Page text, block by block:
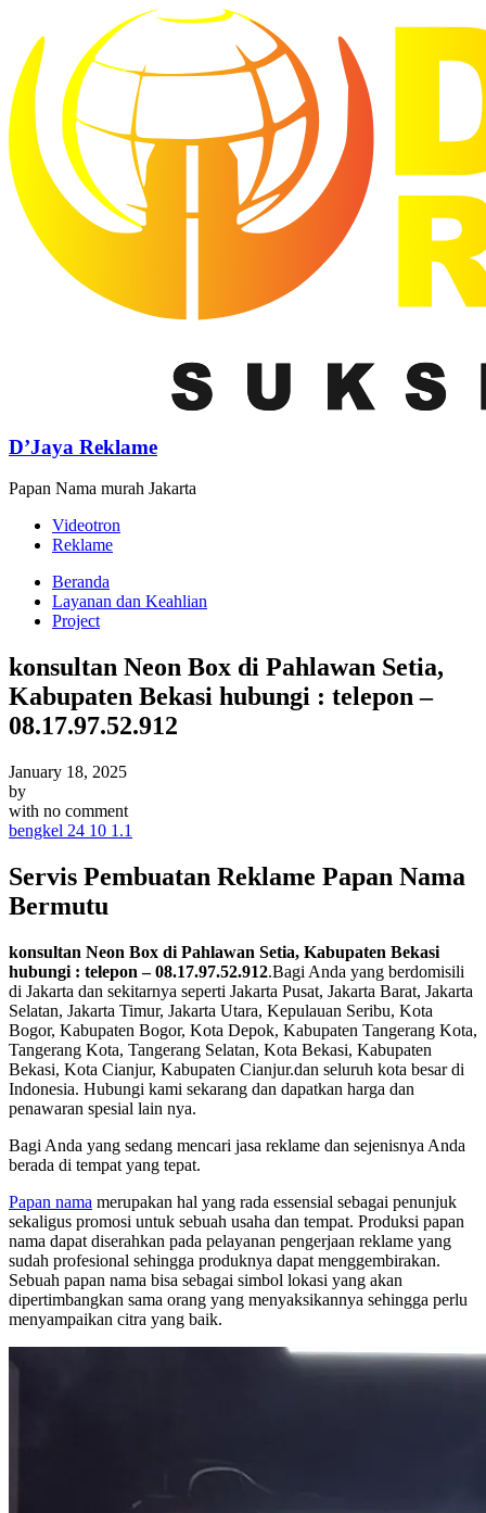
D’Jaya Reklame
Papan Nama murah Jakarta
Videotron
Reklame
Beranda
Layanan dan Keahlian
Project
konsultan Neon Box di Pahlawan Setia,
Kabupaten Bekasi hubungi : telepon –
08.17.97.52.912
January 18, 2025
by
with no comment
bengkel 24 10 1.1
Servis Pembuatan Reklame Papan Nama
Bermutu
konsultan Neon Box di Pahlawan Setia, Kabupaten Bekasi
hubungi : telepon – 08.17.97.52.912.Bagi Anda yang berdomisili
di Jakarta dan sekitarnya seperti Jakarta Pusat, Jakarta Barat, Jakarta
Selatan, Jakarta Timur, Jakarta Utara, Kepulauan Seribu, Kota
Bogor, Kabupaten Bogor, Kota Depok, Kabupaten Tangerang Kota,
Tangerang Kota, Tangerang Selatan, Kota Bekasi, Kabupaten
Bekasi, Kota Cianjur, Kabupaten Cianjur.dan seluruh kota besar di
Indonesia. Hubungi kami sekarang dan dapatkan harga dan
penawaran spesial lain nya.
Bagi Anda yang sedang mencari jasa reklame dan sejenisnya Anda
berada di tempat yang tepat.
Papan nama merupakan hal yang rada essensial sebagai penunjuk
sekaligus promosi untuk sebuah usaha dan tempat. Produksi papan
nama dapat diserahkan pada pelayanan pengerjaan reklame yang
sudah profesional sehingga produknya dapat menggembirakan.
Sebuah papan nama bisa sebagai simbol lokasi yang akan
dipertimbangkan sama orang yang menyaksikannya sehingga perlu
menyampaikan citra yang baik.